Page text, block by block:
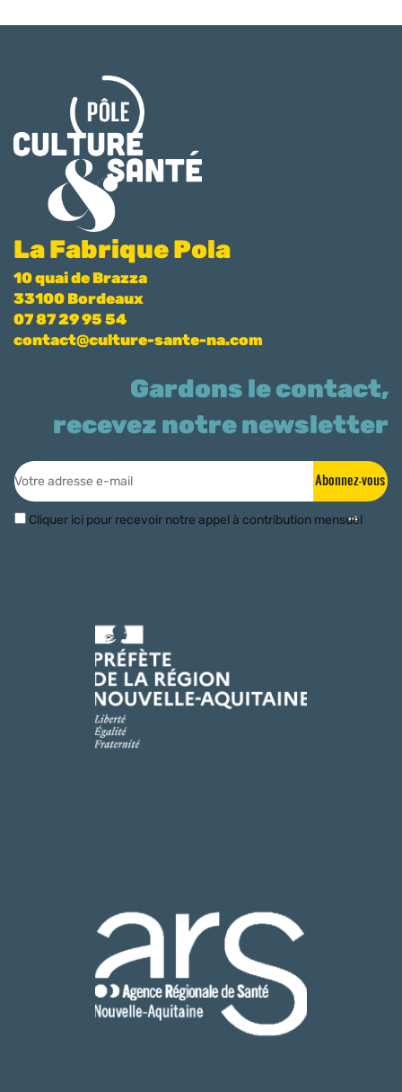
La Fabrique Pola
10 quai de Brazza
33100 Bordeaux
07 87 29 95 54
contact@culture-sante-na.com
Gardons le contact,
recevez notre newsletter
Abonnez-vous
Cliquer ici pour recevoir notre appel à contribution mensuel